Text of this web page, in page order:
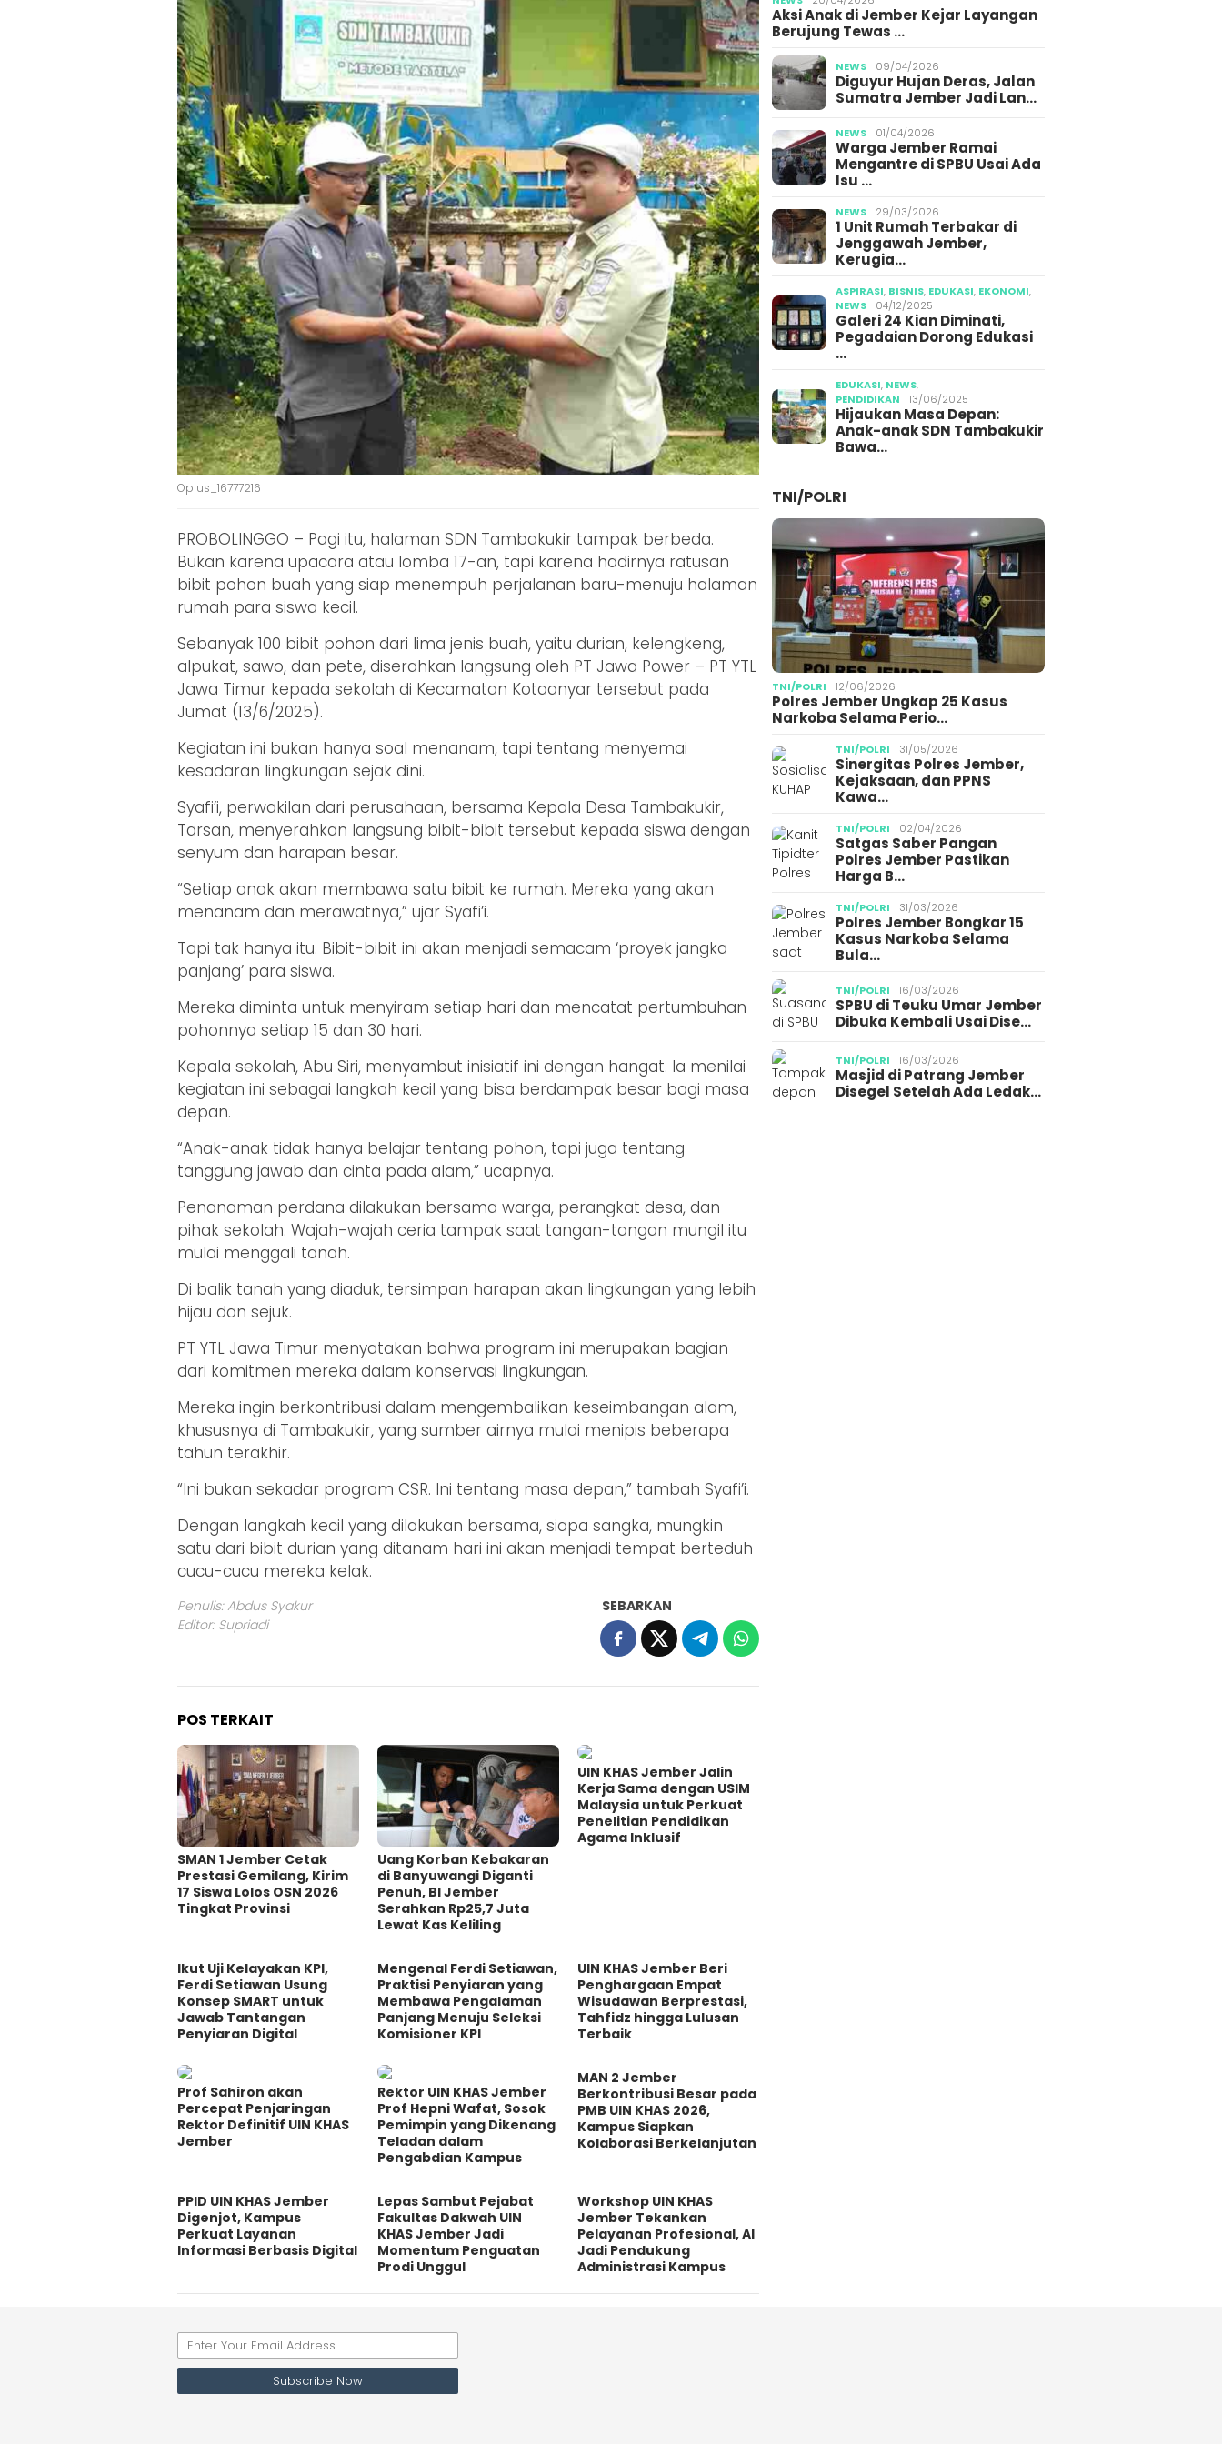
Oplus_16777216
PROBOLINGGO – Pagi itu, halaman SDN Tambakukir tampak berbeda.
Bukan karena upacara atau lomba 17-an, tapi karena hadirnya ratusan
bibit pohon buah yang siap menempuh perjalanan baru-menuju halaman
rumah para siswa kecil.
Sebanyak 100 bibit pohon dari lima jenis buah, yaitu durian, kelengkeng,
alpukat, sawo, dan pete, diserahkan langsung oleh PT Jawa Power – PT YTL
Jawa Timur kepada sekolah di Kecamatan Kotaanyar tersebut pada
Jumat (13/6/2025).
Kegiatan ini bukan hanya soal menanam, tapi tentang menyemai
kesadaran lingkungan sejak dini.
Syafi’i, perwakilan dari perusahaan, bersama Kepala Desa Tambakukir,
Tarsan, menyerahkan langsung bibit-bibit tersebut kepada siswa dengan
senyum dan harapan besar.
“Setiap anak akan membawa satu bibit ke rumah. Mereka yang akan
menanam dan merawatnya,” ujar Syafi’i.
Tapi tak hanya itu. Bibit-bibit ini akan menjadi semacam ‘proyek jangka
panjang’ para siswa.
Mereka diminta untuk menyiram setiap hari dan mencatat pertumbuhan
pohonnya setiap 15 dan 30 hari.
Kepala sekolah, Abu Siri, menyambut inisiatif ini dengan hangat. Ia menilai
kegiatan ini sebagai langkah kecil yang bisa berdampak besar bagi masa
depan.
“Anak-anak tidak hanya belajar tentang pohon, tapi juga tentang
tanggung jawab dan cinta pada alam,” ucapnya.
Penanaman perdana dilakukan bersama warga, perangkat desa, dan
pihak sekolah. Wajah-wajah ceria tampak saat tangan-tangan mungil itu
mulai menggali tanah.
Di balik tanah yang diaduk, tersimpan harapan akan lingkungan yang lebih
hijau dan sejuk.
PT YTL Jawa Timur menyatakan bahwa program ini merupakan bagian
dari komitmen mereka dalam konservasi lingkungan.
Mereka ingin berkontribusi dalam mengembalikan keseimbangan alam,
khususnya di Tambakukir, yang sumber airnya mulai menipis beberapa
tahun terakhir.
“Ini bukan sekadar program CSR. Ini tentang masa depan,” tambah Syafi’i.
Dengan langkah kecil yang dilakukan bersama, siapa sangka, mungkin
satu dari bibit durian yang ditanam hari ini akan menjadi tempat berteduh
cucu-cucu mereka kelak.
Penulis: Abdus Syakur
Editor: Supriadi
SEBARKAN
POS TERKAIT
SMAN 1 Jember Cetak
Prestasi Gemilang, Kirim
17 Siswa Lolos OSN 2026
Tingkat Provinsi
Uang Korban Kebakaran
di Banyuwangi Diganti
Penuh, BI Jember
Serahkan Rp25,7 Juta
Lewat Kas Keliling
UIN KHAS Jember Jalin
Kerja Sama dengan USIM
Malaysia untuk Perkuat
Penelitian Pendidikan
Agama Inklusif
Ikut Uji Kelayakan KPI,
Ferdi Setiawan Usung
Konsep SMART untuk
Jawab Tantangan
Penyiaran Digital
Mengenal Ferdi Setiawan,
Praktisi Penyiaran yang
Membawa Pengalaman
Panjang Menuju Seleksi
Komisioner KPI
UIN KHAS Jember Beri
Penghargaan Empat
Wisudawan Berprestasi,
Tahfidz hingga Lulusan
Terbaik
Prof Sahiron akan
Percepat Penjaringan
Rektor Definitif UIN KHAS
Jember
Rektor UIN KHAS Jember
Prof Hepni Wafat, Sosok
Pemimpin yang Dikenang
Teladan dalam
Pengabdian Kampus
MAN 2 Jember
Berkontribusi Besar pada
PMB UIN KHAS 2026,
Kampus Siapkan
Kolaborasi Berkelanjutan
PPID UIN KHAS Jember
Digenjot, Kampus
Perkuat Layanan
Informasi Berbasis Digital
Lepas Sambut Pejabat
Fakultas Dakwah UIN
KHAS Jember Jadi
Momentum Penguatan
Prodi Unggul
Workshop UIN KHAS
Jember Tekankan
Pelayanan Profesional, AI
Jadi Pendukung
Administrasi Kampus
Aksi Anak di Jember Kejar Layangan
Berujung Tewas …
NEWS 09/04/2026
Diguyur Hujan Deras, Jalan
Sumatra Jember Jadi Lan…
NEWS 01/04/2026
Warga Jember Ramai
Mengantre di SPBU Usai Ada
Isu …
NEWS 29/03/2026
1 Unit Rumah Terbakar di
Jenggawah Jember,
Kerugia…
ASPIRASI, BISNIS, EDUKASI, EKONOMI,
NEWS
04/12/2025
Galeri 24 Kian Diminati,
Pegadaian Dorong Edukasi
…
EDUKASI, NEWS,
PENDIDIKAN
13/06/2025
Hijaukan Masa Depan:
Anak-anak SDN Tambakukir
Bawa…
TNI/POLRI
TNI/POLRI 12/06/2026
Polres Jember Ungkap 25 Kasus
Narkoba Selama Perio…
TNI/POLRI 31/05/2026
Sinergitas Polres Jember,
Kejaksaan, dan PPNS
Kawa…
TNI/POLRI 02/04/2026
Satgas Saber Pangan
Polres Jember Pastikan
Harga B…
TNI/POLRI 31/03/2026
Polres Jember Bongkar 15
Kasus Narkoba Selama
Bula…
TNI/POLRI 16/03/2026
SPBU di Teuku Umar Jember
Dibuka Kembali Usai Dise…
TNI/POLRI 16/03/2026
Masjid di Patrang Jember
Disegel Setelah Ada Ledak…